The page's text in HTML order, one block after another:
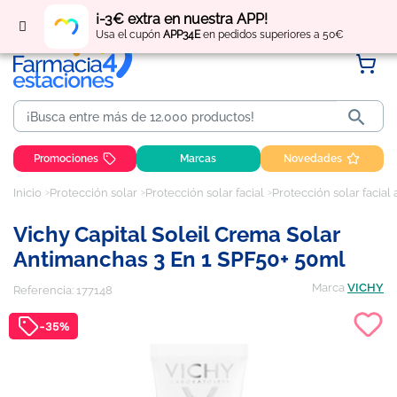
¡-3€ extra en nuestra APP!
Usa el cupón APP34Een pedidos superiores a 50€
Regístratey obtén puntos por tus compras

Promociones Marcas Novedades
Inicio Protección solar Protección solar facial Protección solar facial
Vichy Capital Soleil Crema Solar
Antimanchas 3 En 1 SPF50+ 50ml
Referencia: 177148 Marca VICHY
-35%